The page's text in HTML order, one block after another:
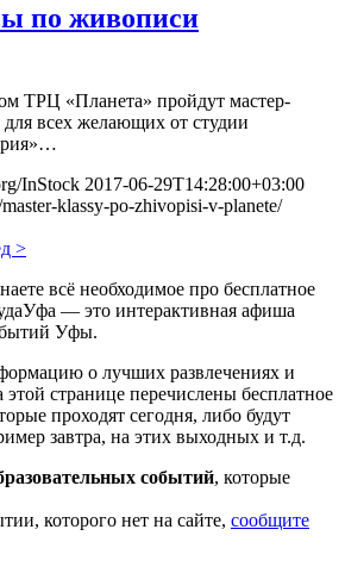
по живописи
ТРЦ «Планета» пройдут мастер-
всех желающих от студии
InStock 2017-06-29T14:28:00+03:00
klassy-po-zhivopisi-v-planete/
>
всё необходимое про бесплатное
— это интерактивная афиша
Уфы.
о лучших развлечениях и
странице перечислены бесплатное
проходят сегодня, либо будут
завтра, на этих выходных и т.д.
событий, которые
которого нет на сайте, сообщите